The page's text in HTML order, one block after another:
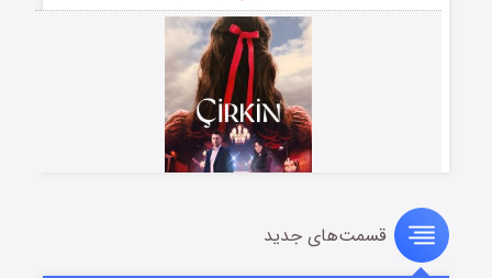
سریال زشتقسمت‌های جدید